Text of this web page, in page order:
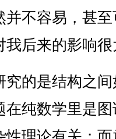
并不容易，甚
我后来的影响
究的是结构之
在纯数学里是